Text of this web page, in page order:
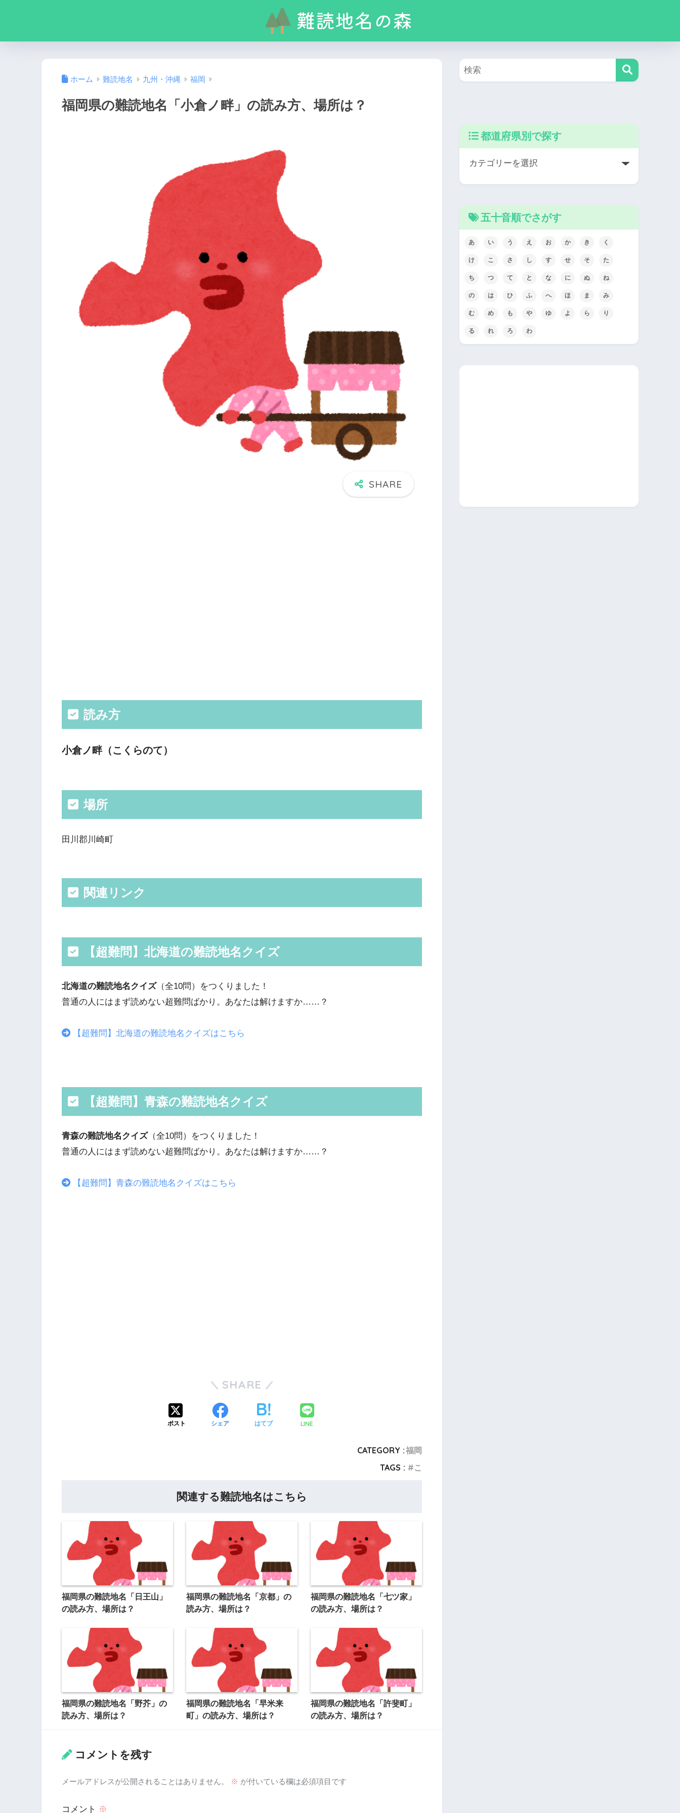
ホーム 難読地名 九州・沖縄 福岡
福岡県の難読地名「小倉ノ畔」の読み方、場所は？
読み方
小倉ノ畔（こくらのて）
場所
田川郡川崎町
関連リンク
【超難問】北海道の難読地名クイズ
北海道の難読地名クイズ（全10問）をつくりました！
普通の人にはまず読めない超難問ばかり。あなたは解けますか……？
【超難問】北海道の難読地名クイズはこちら
【超難問】青森の難読地名クイズ
青森の難読地名クイズ（全10問）をつくりました！
普通の人にはまず読めない超難問ばかり。あなたは解けますか……？
【超難問】青森の難読地名クイズはこちら
SHARE
ポスト シェア はてブ LINE
CATEGORY :福岡
TAGS :
こ
関連する難読地名はこちら
福岡県の難読地名「日王山」
の読み方、場所は？
福岡県の難読地名「京都」の
読み方、場所は？
福岡県の難読地名「七ツ家」
の読み方、場所は？
福岡県の難読地名「野芥」の
読み方、場所は？
福岡県の難読地名「早米来
町」の読み方、場所は？
福岡県の難読地名「許斐町」
の読み方、場所は？
コメントを残す
メールアドレスが公開されることはありません。 ※ が付いている欄は必須項目です
コメント ※
都道府県別で探す
五十音順でさがす
あ い う え お か き く
け こ さ し す せ そ た
ち つ て と な に ぬ ね
の は ひ ふ へ ほ ま み
む め も や ゆ よ ら り
る れ ろ わ